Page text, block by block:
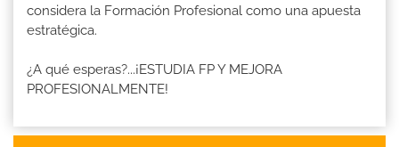
considera la Formación Profesional como una apuesta
estratégica.
¿A qué esperas?...¡ESTUDIA FP Y MEJORA
PROFESIONALMENTE!